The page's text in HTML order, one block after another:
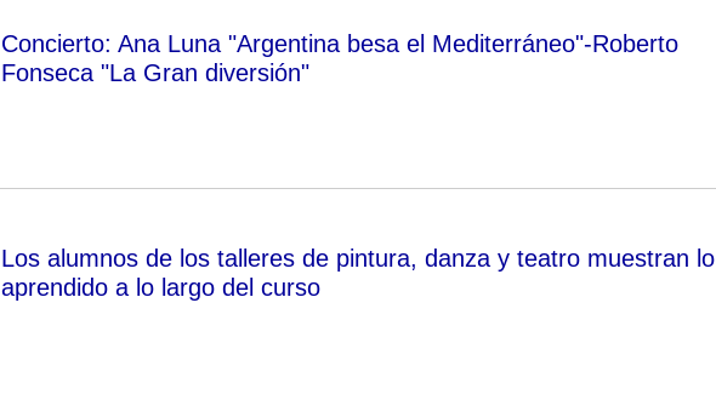
Concierto: Ana Luna "Argentina besa el Mediterráneo"-Roberto
Fonseca "La Gran diversión"
Los alumnos de los talleres de pintura, danza y teatro muestran lo
aprendido a lo largo del curso